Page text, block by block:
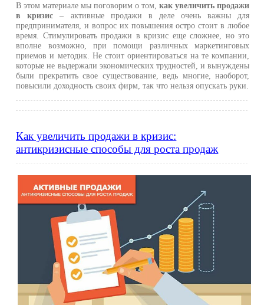
В этом материале мы поговорим о том,как увеличить продажи
в кризис – активные продажи в деле очень важны для
предпринимателя, и вопрос их повышения остро стоит в любое
время. Стимулировать продажи в кризис еще сложнее, но это
вполне возможно, при помощи различных маркетинговых
приемов и методик. Не стоит ориентироваться на те компании,
которые не выдержали экономических трудностей, и вынуждены
были прекратить свое существование, ведь многие, наоборот,
повысили доходность своих фирм, так что нельзя опускать руки.
Как увеличить продажи в кризис:
антикризисные способы для роста продаж